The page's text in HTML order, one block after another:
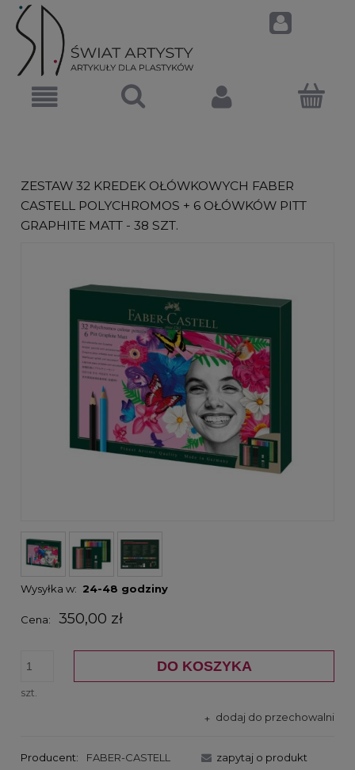
ZESTAW 32 KREDEK OŁÓWKOWYCH FABER
CASTELL POLYCHROMOS + 6 OŁÓWKÓW PITT
GRAPHITE MATT - 38 SZT.
Wysyłka w: 24-48 godziny
Cena: 350,00 zł
szt.
DO KOSZYKA
dodaj do przechowalni
Producent:
FABER-CASTELL
zapytaj o produkt